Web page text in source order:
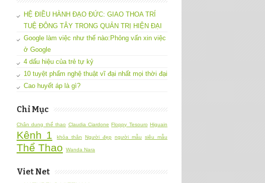
HỆ ĐIỀU HÀNH ĐẠO ĐỨC: GIAO THOA TRÍ
TUỆ ĐÔNG TÂY TRONG QUẢN TRỊ HIỆN ĐẠI
Google làm việc như thế nào:Phỏng vấn xin việc
ở Google
4 dấu hiệu của trẻ tự kỷ
10 tuyệt phẩm nghệ thuật vĩ đại nhất mọi thời đại
Cao huyết áp là gì?
Chỉ Mục
Chân dung thể thao Claudia Ciardone Floppy Tesouro Higuain
Kênh 1 khỏa thân Người đẹp người mẫu siêu mẫu
Thể Thao Wanda Nara
Viet Net